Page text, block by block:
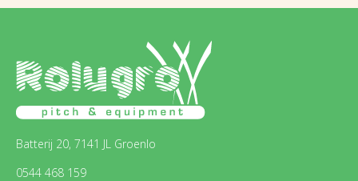
Batterij 20, 7141 JL Groenlo
0544 468 159